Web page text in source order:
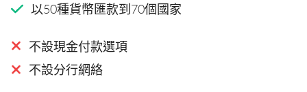
以50種貨幣匯款到70個國家
不設現金付款選項
不設分行網絡